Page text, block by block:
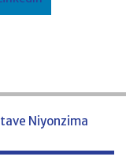
Niyonzima